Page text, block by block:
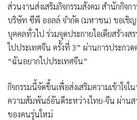
ส่วนงานส่งเสริมกิจกรรมสังคม สำนักกิจก
บริษัท ซีพี ออลล์ จำกัด (มหาชน) ขอเชิ
บุคคลทั่วไป ร่วมจุดประกายไอเดียสร้างสร
ไปประเทศจีน ครั้งที่ 3” ผ่านการประกว
“ฉันอยากไปประเทศจีน”
กิจกรรมนี้จัดขึ้นเพื่อส่งเสริมความเข้าใจ
ความสัมพันธ์อันดีระหว่างไทย-จีน ผ่าน
ของคนรุ่นใหม่